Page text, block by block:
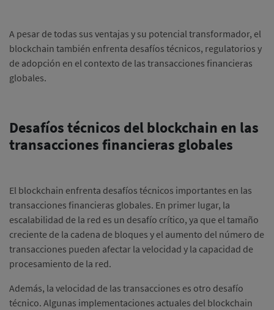
A pesar de todas sus ventajas y su potencial transformador, el
blockchain también enfrenta desafíos técnicos, regulatorios y
de adopción en el contexto de las transacciones financieras
globales.
Desafíos técnicos del blockchain en las
transacciones financieras globales
El blockchain enfrenta desafíos técnicos importantes en las
transacciones financieras globales. En primer lugar, la
escalabilidad de la red es un desafío crítico, ya que el tamaño
creciente de la cadena de bloques y el aumento del número de
transacciones pueden afectar la velocidad y la capacidad de
procesamiento de la red.
Además, la velocidad de las transacciones es otro desafío
técnico. Algunas implementaciones actuales del blockchain